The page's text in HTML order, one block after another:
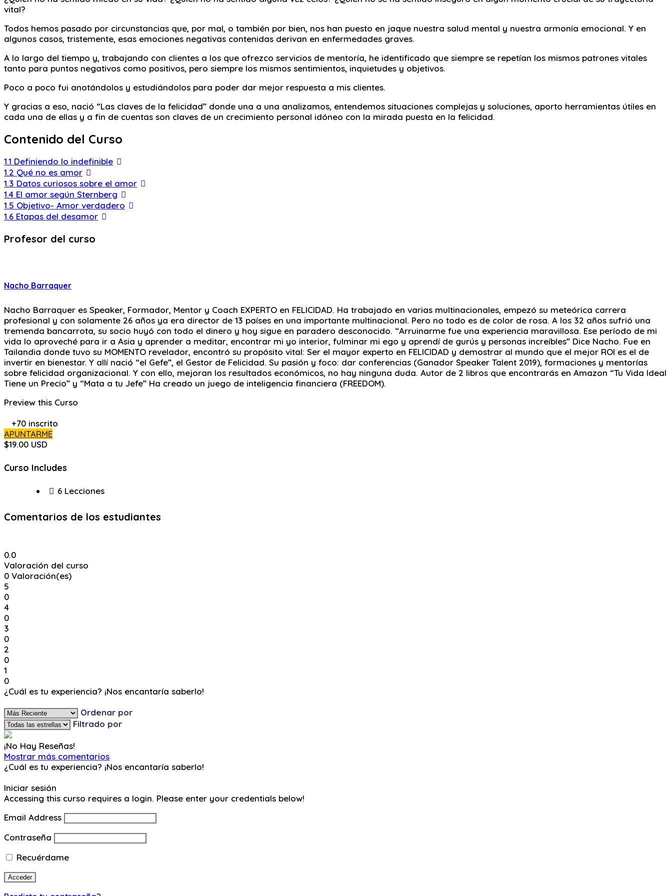
vital?
Todos hemos pasado por circunstancias que, por mal, o también por bien, nos han puesto en jaque nuestra salud mental y nuestra armonía emocional. Y en
algunos casos, tristemente, esas emociones negativas contenidas derivan en enfermedades graves.
A lo largo del tiempo y, trabajando con clientes a los que ofrezco servicios de mentoría, he identificado que siempre se repetían los mismos patrones vitales
tanto para puntos negativos como positivos, pero siempre los mismos sentimientos, inquietudes y objetivos.
Poco a poco fui anotándolos y estudiándolos para poder dar mejor respuesta a mis clientes.
Y gracias a eso, nació “Las claves de la felicidad” donde una a una analizamos, entendemos situaciones complejas y soluciones, aporto herramientas útiles en
cada una de ellas y a fin de cuentas son claves de un crecimiento personal idóneo con la mirada puesta en la felicidad.
Contenido del Curso
1.1 Definiendo lo indefinible
1.2 Qué no es amor
1.3 Datos curiosos sobre el amor
1.4 El amor según Sternberg
1.5 Objetivo- Amor verdadero
1.6 Etapas del desamor
Profesor del curso
Nacho Barraquer
Nacho Barraquer es Speaker, Formador, Mentor y Coach EXPERTO en FELICIDAD. Ha trabajado en varias multinacionales, empezó su meteórica carrera
profesional y con solamente 26 años ya era director de 13 países en una importante multinacional. Pero no todo es de color de rosa. A los 32 años sufrió una
tremenda bancarrota, su socio huyó con todo el dinero y hoy sigue en paradero desconocido. “Arruinarme fue una experiencia maravillosa. Ese período de mi
vida lo aproveché para ir a Asia y aprender a meditar, encontrar mi yo interior, fulminar mi ego y aprendí de gurús y personas increíbles” Dice Nacho. Fue en
Tailandia donde tuvo su MOMENTO revelador, encontró su propósito vital: Ser el mayor experto en FELICIDAD y demostrar al mundo que el mejor ROI es el de
invertir en bienestar. Y allí nació “el Gefe”, el Gestor de Felicidad. Su pasión y foco: dar conferencias (Ganador Speaker Talent 2019), formaciones y mentorías
sobre felicidad organizacional. Y con ello, mejoran los resultados económicos, no hay ninguna duda. Autor de 2 libros que encontrarás en Amazon “Tu Vida Ideal
Tiene un Precio” y “Mata a tu Jefe” Ha creado un juego de inteligencia financiera (FREEDOM).
Preview this Curso
+70 inscrito
APUNTARME
$19.00 USD
Curso Includes
6 Lecciones
Comentarios de los estudiantes
0.0
Valoración del curso
0 Valoración(es)
5
0
4
0
3
0
2
0
1
0
¿Cuál es tu experiencia? ¡Nos encantaría saberlo!
Ordenar por
Filtrado por
¡No Hay Reseñas!
Mostrar más comentarios
¿Cuál es tu experiencia? ¡Nos encantaría saberlo!
Iniciar sesión
Accessing this curso requires a login. Please enter your credentials below!
Email Address
Contraseña
Recuérdame